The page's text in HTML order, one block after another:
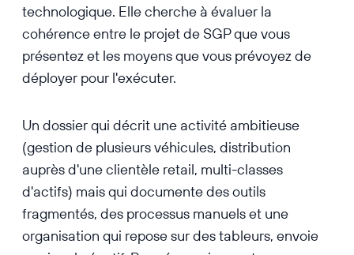
technologique. Elle cherche à évaluer la
cohérence entre le projet de SGP que vous
présentez et les moyens que vous prévoyez de
déployer pour l'exécuter.
Un dossier qui décrit une activité ambitieuse
(gestion de plusieurs véhicules, distribution
auprès d'une clientèle retail, multi-classes
d'actifs) mais qui documente des outils
fragmentés, des processus manuels et une
organisation qui repose sur des tableurs, envoie